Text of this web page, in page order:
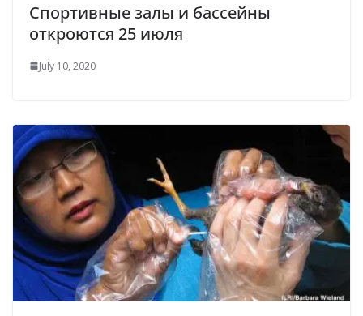
Спортивные залы и бассейны
откроются 25 июля
July 10, 2020